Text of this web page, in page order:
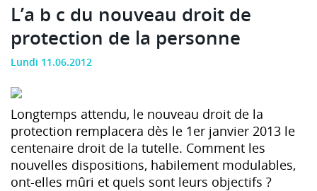
L’a b c du nouveau droit de
protection de la personne
Lundi 11.06.2012
Longtemps attendu, le nouveau droit de la
protection remplacera dès le 1er janvier 2013 le
centenaire droit de la tutelle. Comment les
nouvelles dispositions, habilement modulables,
ont-elles mûri et quels sont leurs objectifs ?